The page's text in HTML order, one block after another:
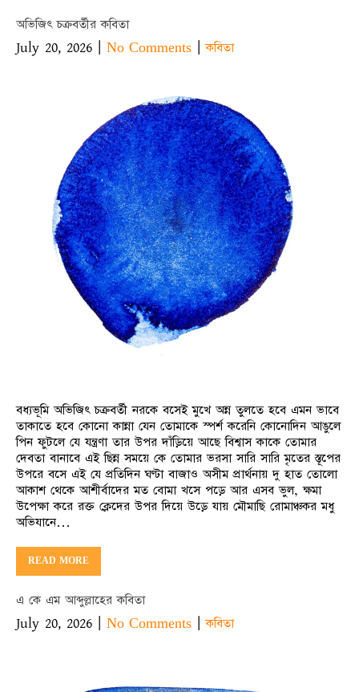
অভিজিৎ চক্রবর্তীর কবিতা
July 20, 2026 | No Comments |কবিতা
বধ্যভূমি অভিজিৎ চক্রবর্তী নরকে বসেই মুখে অন্ন তুলতে হবে এমন ভাবে
তাকাতে হবে কোনো কান্না যেন তোমাকে স্পর্শ করেনি কোনোদিন আঙুলে
পিন ফুটলে যে যন্ত্রণা তার উপর দাঁড়িয়ে আছে বিশ্বাস কাকে তোমার
দেবতা বানাবে এই ছিন্ন সময়ে কে তোমার ভরসা সারি সারি মৃতের স্তূপের
উপরে বসে এই যে প্রতিদিন ঘণ্টা বাজাও অসীম প্রার্থনায় দু হাত তোলো
আকাশ থেকে আশীর্বাদের মত বোমা খসে পড়ে আর এসব ভুল, ক্ষমা
উপেক্ষা করে রক্ত ক্লেদের উপর দিয়ে উড়ে যায় মৌমাছি রোমাঞ্চকর মধু
অভিযানে…
READ MORE
এ কে এম আব্দুল্লাহের কবিতা
July 20, 2026 | No Comments |কবিতা